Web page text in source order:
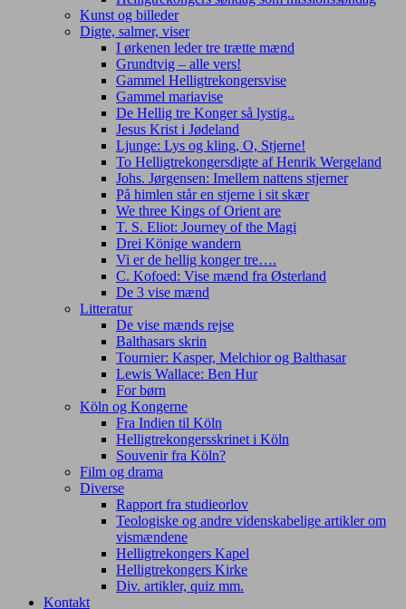
Kunst og billeder
Digte, salmer, viser
I ørkenen leder tre trætte mænd
Grundtvig – alle vers!
Gammel Helligtrekongersvise
Gammel mariavise
De Hellig tre Konger så lystig..
Jesus Krist i Jødeland
Ljunge: Lys og kling, O, Stjerne!
To Helligtrekongersdigte af Henrik Wergeland
Johs. Jørgensen: Imellem nattens stjerner
På himlen står en stjerne i sit skær
We three Kings of Orient are
T. S. Eliot: Journey of the Magi
Drei Könige wandern
Vi er de hellig konger tre….
C. Kofoed: Vise mænd fra Østerland
De 3 vise mænd
Litteratur
De vise mænds rejse
Balthasars skrin
Tournier: Kasper, Melchior og Balthasar
Lewis Wallace: Ben Hur
For børn
Köln og Kongerne
Fra Indien til Köln
Helligtrekongersskrinet i Köln
Souvenir fra Köln?
Film og drama
Diverse
Rapport fra studieorlov
Teologiske og andre videnskabelige artikler om
vismændene
Helligtrekongers Kapel
Helligtrekongers Kirke
Div. artikler, quiz mm.
Kontakt